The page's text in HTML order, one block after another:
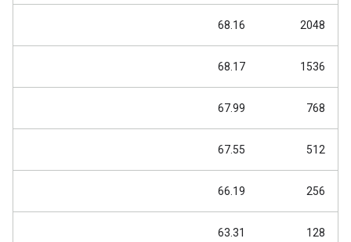
2048
68.16
1536
68.17
768
67.99
512
67.55
256
66.19
128
63.31